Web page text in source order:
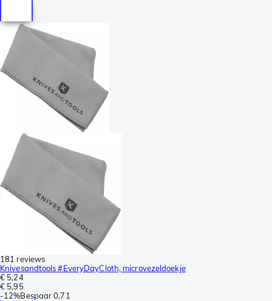
181 reviews
Knivesandtools #EveryDayCloth, microvezeldoekje
€ 5,24
€ 5,95
-12%Bespaar 0,71